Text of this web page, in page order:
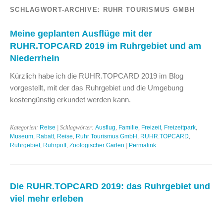
SCHLAGWORT-ARCHIVE: RUHR TOURISMUS GMBH
Meine geplanten Ausflüge mit der
RUHR.TOPCARD 2019 im Ruhrgebiet und am
Niederrhein
Kürzlich habe ich die RUHR.TOPCARD 2019 im Blog
vorgestellt, mit der das Ruhrgebiet und die Umgebung
kostengünstig erkundet werden kann.
Kategorien: Reise | Schlagwörter: Ausflug Familie Freizeit, Freizeitpark
Museum Rabatt, Reise Ruhr Tourismus GmbH RUHR.TOPCARD
Ruhrgebiet, Ruhrpott, Zoologischer Garten | Permalink
Die RUHR.TOPCARD 2019: das Ruhrgebiet und
viel mehr erleben